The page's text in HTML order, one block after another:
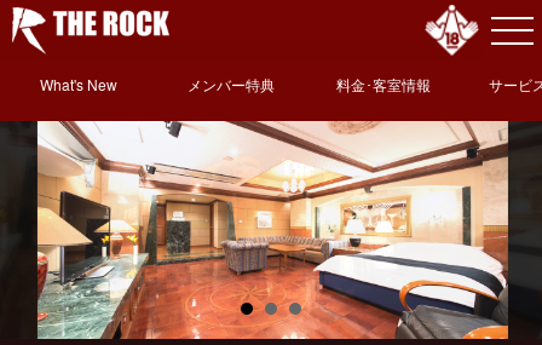
What's New メンバー特典 料金･客室情報
サービ
情